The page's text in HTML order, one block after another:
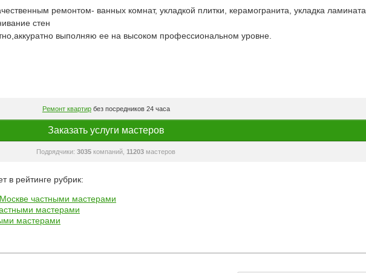
ремонтом- ванных комнат, укладкой плитки, керамогранита, укладка ламината,
стен
выполняю ее на высоком профессиональном уровне.
Ремонт квартирбез посредников 24 часа
Заказать услуги мастеров
Подрядчики:3035 компаний, 11203 мастеров
в рейтинге рубрик:
частными мастерами
мастерами
мастерами